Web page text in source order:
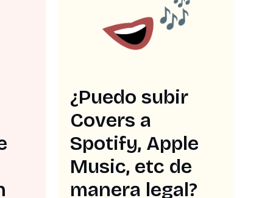
¿Puedo subir
Covers a
Spotify, Apple
Music, etc de
manera legal?